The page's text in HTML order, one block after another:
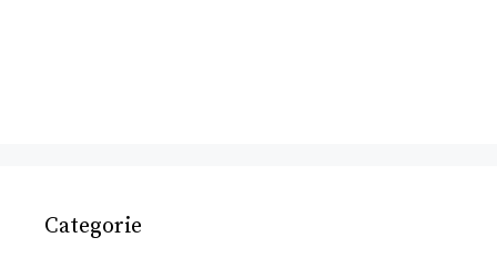
Categorie